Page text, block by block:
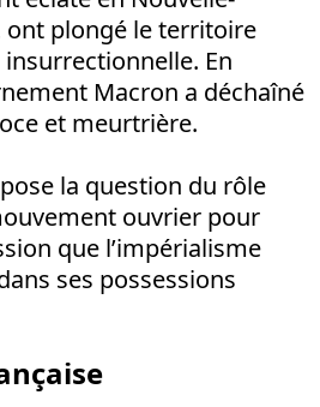
ont plongé le territoire
En
Macron a déchaîné
et meurtrière.
la question du rôle
ouvrier pour
que l’impérialisme
ses possessions